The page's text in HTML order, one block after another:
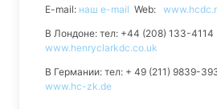
E-mail: наш e-mail Web:
В Лондоне: тел: +44 (208) 133-4114
www.henryclarkdc.co.uk
В Германии: тел: + 49 (211) 9839-
www.hc-zk.de